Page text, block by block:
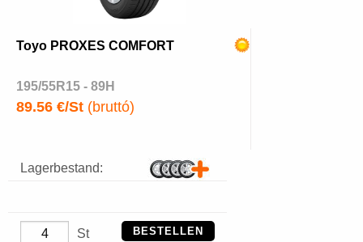
Toyo PROXES COMFORT
195/55R15 - 89H
89.56 €/St (bruttó)
Lagerbestand:
St BESTELLEN